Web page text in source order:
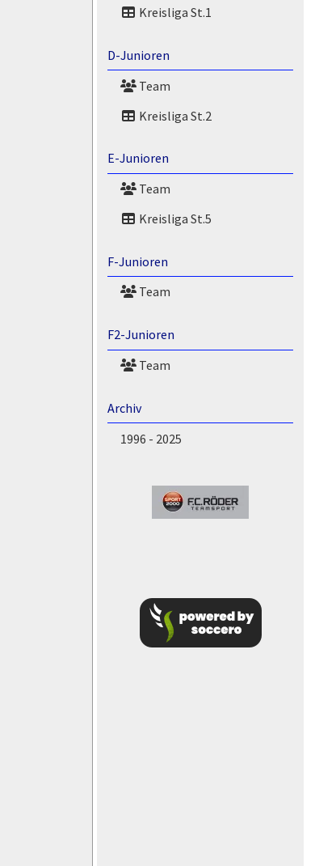
Kreisliga St.1
D-Junioren
Team
Kreisliga St.2
E-Junioren
Team
Kreisliga St.5
F-Junioren
Team
F2-Junioren
Team
Archiv
1996 - 2025